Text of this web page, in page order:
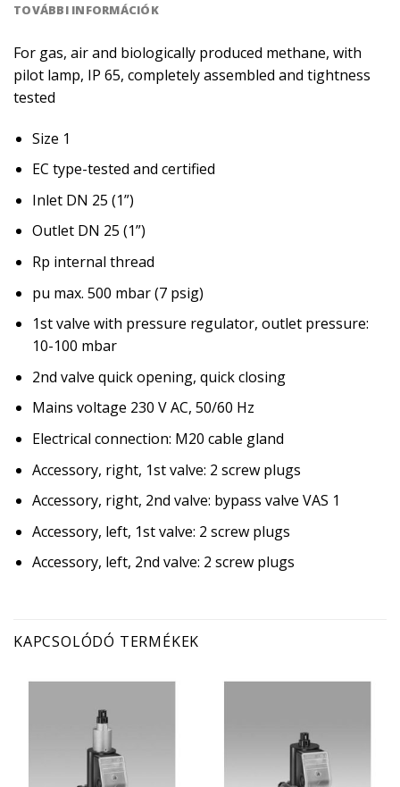
TOVÁBBI INFORMÁCIÓK
For gas, air and biologically produced methane, with
pilot lamp, IP 65, completely assembled and tightness
tested
Size 1
EC type-tested and certified
Inlet DN 25 (1”)
Outlet DN 25 (1”)
Rp internal thread
pu max. 500 mbar (7 psig)
1st valve with pressure regulator, outlet pressure:
10-100 mbar
2nd valve quick opening, quick closing
Mains voltage 230 V AC, 50/60 Hz
Electrical connection: M20 cable gland
Accessory, right, 1st valve: 2 screw plugs
Accessory, right, 2nd valve: bypass valve VAS 1
Accessory, left, 1st valve: 2 screw plugs
Accessory, left, 2nd valve: 2 screw plugs
KAPCSOLÓDÓ TERMÉKEK